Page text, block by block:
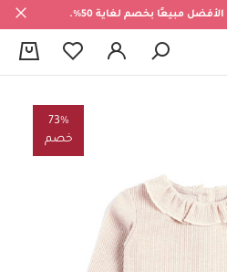
مبيعًا بخصم لغاية 50%.
73%
خصم